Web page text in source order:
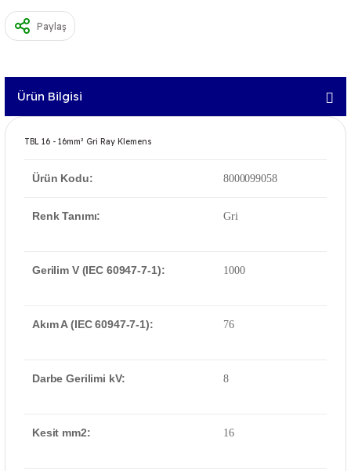
Paylaş
Ürün Bilgisi
TBL 16 - 16mm² Gri Ray Klemens
Ürün Kodu: 8000099058
Renk Tanımı: Gri
Gerilim V (IEC 60947-7-1): 1000
Akım A (IEC 60947-7-1): 76
Darbe Gerilimi kV: 8
Kesit mm2: 16